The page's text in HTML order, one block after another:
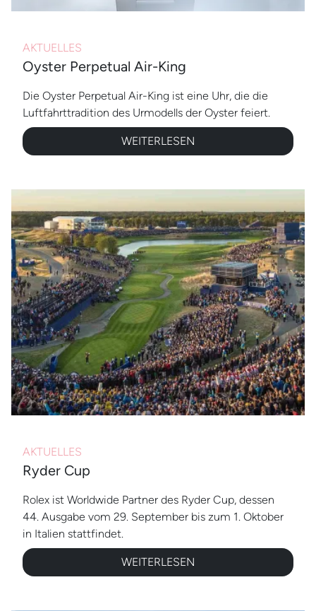
AKTUELLES
Oyster Perpetual Air-King
Die Oyster Perpetual Air-King ist eine Uhr, die die
Luftfahrt­tradition des Urmodells der Oyster feiert.
WEITERLESEN
AKTUELLES
Ryder Cup
Rolex ist Worldwide Partner des Ryder Cup, dessen
44. Ausgabe vom 29. September bis zum 1. Oktober
in Italien stattfindet.
WEITERLESEN